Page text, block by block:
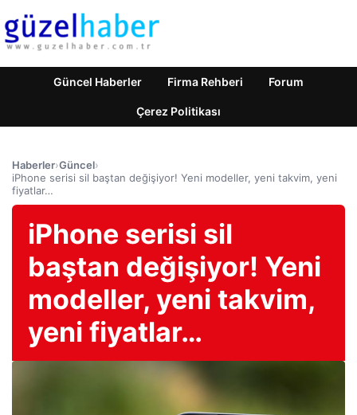
Güncel Haberler Firma Rehberi Forum
Çerez Politikası
Haberler›Güncel›
iPhone serisi sil baştan değişiyor! Yeni modeller, yeni takvim, yeni
fiyatlar…
iPhone serisi sil
baştan değişiyor! Yeni
modeller, yeni takvim,
yeni fiyatlar…